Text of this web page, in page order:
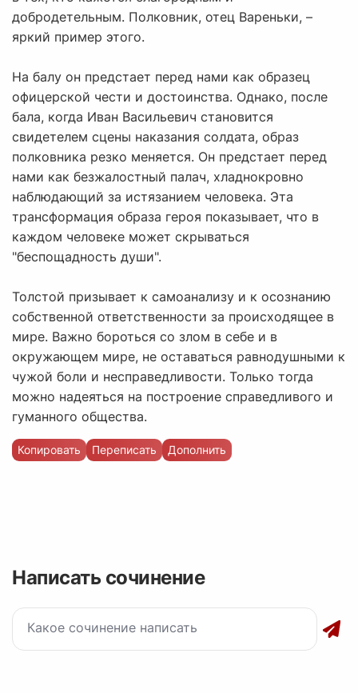
добродетельным. Полковник, отец Вареньки, –
яркий пример этого.
На балу он предстает перед нами как образец
офицерской чести и достоинства. Однако, после
бала, когда Иван Васильевич становится
свидетелем сцены наказания солдата, образ
полковника резко меняется. Он предстает перед
нами как безжалостный палач, хладнокровно
наблюдающий за истязанием человека. Эта
трансформация образа героя показывает, что в
каждом человеке может скрываться
"беспощадность души".
Толстой призывает к самоанализу и к осознанию
собственной ответственности за происходящее в
мире. Важно бороться со злом в себе и в
окружающем мире, не оставаться равнодушными к
чужой боли и несправедливости. Только тогда
можно надеяться на построение справедливого и
гуманного общества.
Копировать Переписать Дополнить
Написать сочинение